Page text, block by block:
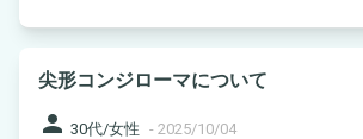
尖形コンジローマについて
person 30代/女性 - 2025/10/04